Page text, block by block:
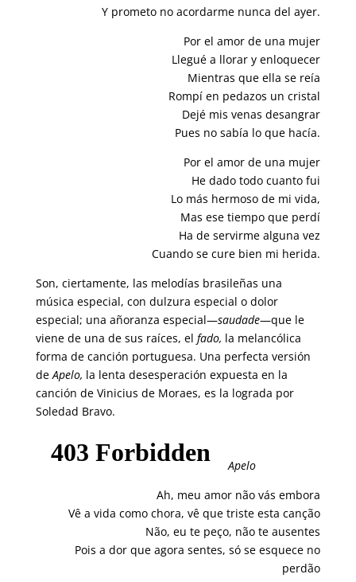
Y prometo no acordarme nunca del ayer.
Por el amor de una mujer
Llegué a llorar y enloquecer
Mientras que ella se reía
Rompí en pedazos un cristal
Dejé mis venas desangrar
Pues no sabía lo que hacía.
Por el amor de una mujer
He dado todo cuanto fui
Lo más hermoso de mi vida,
Mas ese tiempo que perdí
Ha de servirme alguna vez
Cuando se cure bien mi herida.
Son, ciertamente, las melodías brasileñas una
música especial, con dulzura especial o dolor
especial; una añoranza especial—saudade—que le
viene de una de sus raíces, el fado, la melancólica
forma de canción portuguesa. Una perfecta versión
deApelo, la lenta desesperación expuesta en la
canción de Vinicius de Moraes, es la lograda por
Soledad Bravo.
Apelo
Ah, meu amor não vás embora
Vê a vida como chora, vê que triste esta canção
Não, eu te peço, não te ausentes
Pois a dor que agora sentes, só se esquece no
perdão